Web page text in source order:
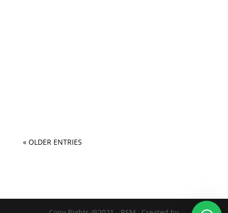
« OLDER ENTRIES